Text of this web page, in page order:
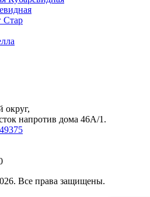
округ,
напротив дома 46А/1.
Все права защищены.